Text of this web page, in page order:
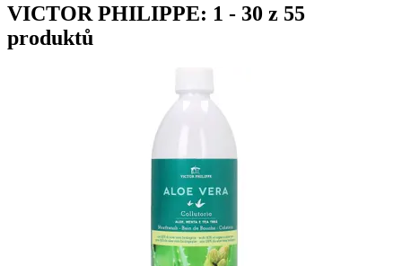
VICTOR PHILIPPE: 1 - 30 z 55
produktů